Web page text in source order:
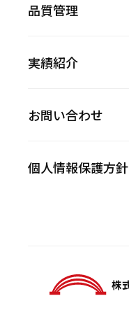
品質管理
実績紹介
お問い合わせ
個人情報保護方針